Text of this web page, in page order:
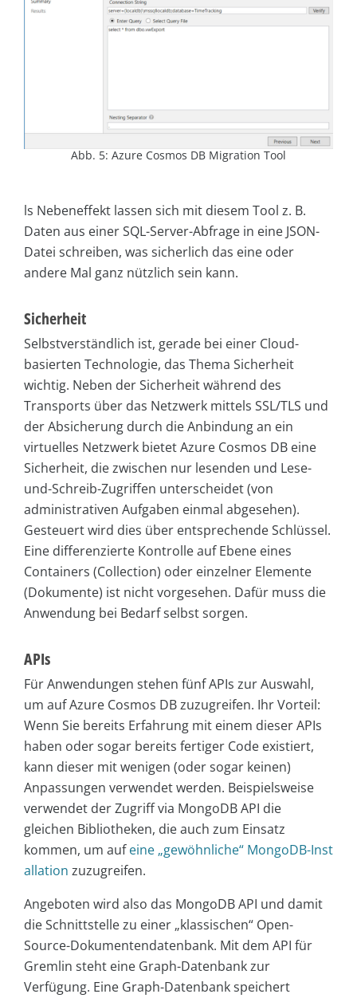
Abb. 5: Azure Cosmos DB Migration Tool
ls Nebeneffekt lassen sich mit diesem Tool z. B.
Daten aus einer SQL-Server-Abfrage in eine JSON-
Datei schreiben, was sicherlich das eine oder
andere Mal ganz nützlich sein kann.
Sicherheit
Selbstverständlich ist, gerade bei einer Cloud-
basierten Technologie, das Thema Sicherheit
wichtig. Neben der Sicherheit während des
Transports über das Netzwerk mittels SSL/TLS und
der Absicherung durch die Anbindung an ein
virtuelles Netzwerk bietet Azure Cosmos DB eine
Sicherheit, die zwischen nur lesenden und Lese-
und-Schreib-Zugriffen unterscheidet (von
administrativen Aufgaben einmal abgesehen).
Gesteuert wird dies über entsprechende Schlüssel.
Eine differenzierte Kontrolle auf Ebene eines
Containers (Collection) oder einzelner Elemente
(Dokumente) ist nicht vorgesehen. Dafür muss die
Anwendung bei Bedarf selbst sorgen.
APIs
Für Anwendungen stehen fünf APIs zur Auswahl,
um auf Azure Cosmos DB zuzugreifen. Ihr Vorteil:
Wenn Sie bereits Erfahrung mit einem dieser APIs
haben oder sogar bereits fertiger Code existiert,
kann dieser mit wenigen (oder sogar keinen)
Anpassungen verwendet werden. Beispielsweise
verwendet der Zugriff via MongoDB API die
gleichen Bibliotheken, die auch zum Einsatz
kommen, um aufeine „gewöhnliche“ MongoDB-Inst
allation zuzugreifen.
Angeboten wird also das MongoDB API und damit
die Schnittstelle zu einer „klassischen“ Open-
Source-Dokumentendatenbank. Mit dem API für
Gremlin steht eine Graph-Datenbank zur
Verfügung. Eine Graph-Datenbank speichert